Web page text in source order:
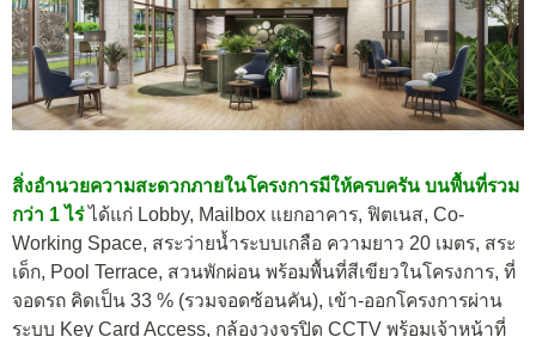
สิ่งอำนวยความสะดวกภายในโครงการมีให้ครบครัน บนพื้นที่รวม
กว่า 1 ไร่ ได้แก่ Lobby, Mailbox แยกอาคาร, ฟิตเนส, Co-
Working Space, สระว่ายน้ำระบบเกลือ ความยาว 20 เมตร, สระ
เด็ก, Pool Terrace, สวนพักผ่อน พร้อมพื้นที่สีเขียวในโครงการ, ที่
จอดรถ คิดเป็น 33 % (รวมจอดซ้อนคัน), เข้า-ออกโครงการผ่าน
ระบบ Key Card Access, กล้องวงจรปิด CCTV พร้อมเจ้าหน้าที่